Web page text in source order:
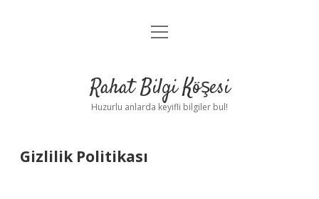
Anasayfa
Yasal Uyarı
menüyü
Rahat Bilgi Köşesi
Huzurlu anlarda keyifli bilgiler bul!
Gizlilik Politikası